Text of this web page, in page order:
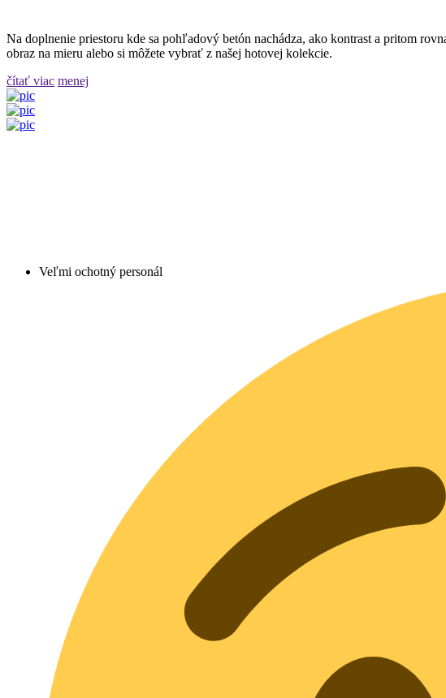
Na doplnenie priestoru kde sa pohľadový betón nachádza, ako kontrast a pritom
obraz na mieru alebo si môžete vybrať z našej hotovej kolekcie.
čítať viac menej
Veľmi ochotný personál